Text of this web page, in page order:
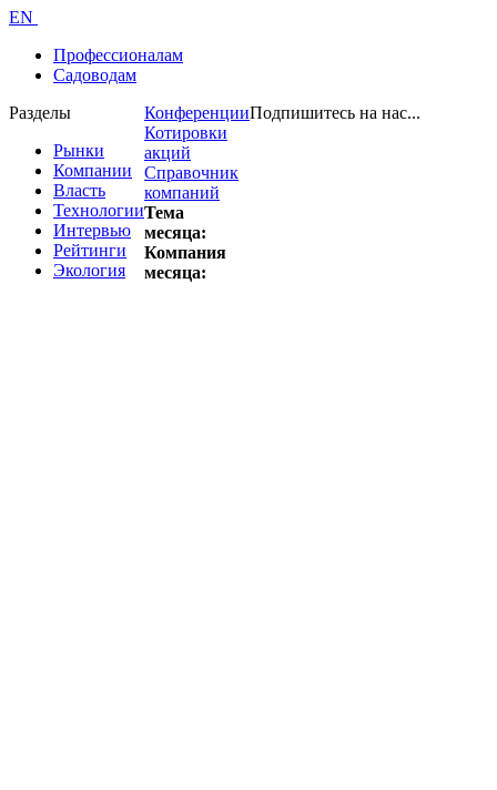
EN
Профессионалам
Садоводам
Разделы
Рынки
Компании
Власть
Технологии
Интервью
Рейтинги
Экология
Конференции
Котировки
акций
Справочник
компаний
Тема
месяца:
Компания
месяца:
Подпишитесь на нас...